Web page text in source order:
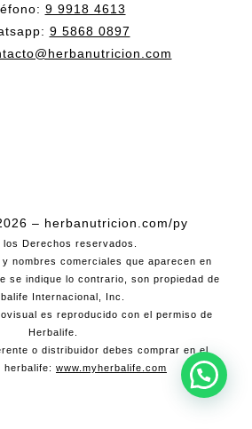
9 9918 4613
9 5868 0897
– herbanutricion.com/py
los Derechos reservados.
nombres comerciales que aparecen en
se indique lo contrario, son propiedad de
Internacional, Inc.
es reproducido con el permiso de
Herbalife.
o distribuidor debes comprar en el
herbalife: www.myherbalife.com